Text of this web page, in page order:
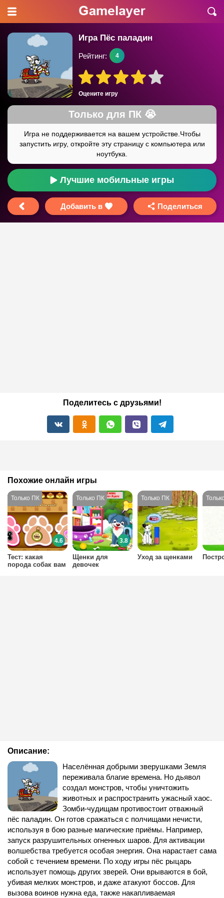
Игра Пёс паладин
Оцените игру
Рейтинг: 4
Лучшие мобильные игры
Добавить в Поделиться
Поделитесь с друзьями!
Описание:
Населённая добрыми зверушками Земля
переживала благие времена. Но дьявол
создал монстров, чтобы уничтожить
животных и распространить ужасный хаос.
Зомби-чудищам противостоит отважный
пёс паладин. Он готов сражаться с полчищами нечисти,
используя в бою разные магические приёмы. Например,
запуск разрушительных огненных шаров. Для активации
волшебства требуется особая энергия. Она нарастает сама
собой с течением времени. По ходу игры пёс рыцарь
использует помощь других зверей. Они врываются в бой,
убивая мелких монстров, и даже атакуют боссов. Для
вызова воинов нужна еда, также накапливаемая
Похожие онлайн игры
Тест: какая
порода собак вам
4.6
Щенки для
девочек
3.8
Уход за щенками